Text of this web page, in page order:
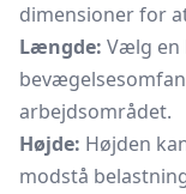
dimensioner for
Længde: Vælg en
arbejdsområdet.
Højde: Højden
modstå